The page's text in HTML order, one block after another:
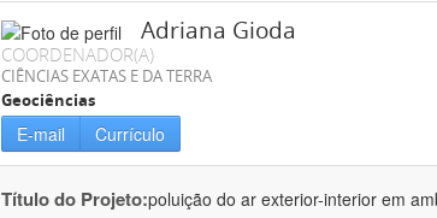
Adriana Gioda
COORDENADOR(A)
CIÊNCIAS EXATAS E DA TERRA
Geociências
E-mail Currículo
Título do Projeto:poluição do ar exterior-interior em